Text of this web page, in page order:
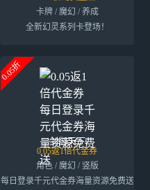
卡牌 / 魔幻 / 养成
全新幻灵系列卡登场！
0.05折
剑御天下
0.05返1倍代金券
角色 / 魔幻 / 竖版
每日登录千元代金券海量资源免费送